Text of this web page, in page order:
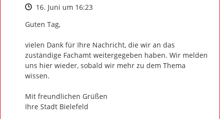
Zeitpunkt des Erstellens
16. Juni um 16:23
Guten Tag,
vielen Dank für Ihre Nachricht, die wir an das
zuständige Fachamt weitergegeben haben. Wir melden
uns hier wieder, sobald wir mehr zu dem Thema
wissen.
Mit freundlichen Grüßen
Ihre Stadt Bielefeld